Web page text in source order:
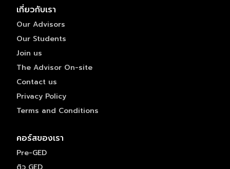
เกี่ยวกับเรา
Our Advisors
Our Students
Join us
The Advisor On-site
Contact us
Privacy Policy
Terms and Conditions
คอร์สของเรา
Pre-GED